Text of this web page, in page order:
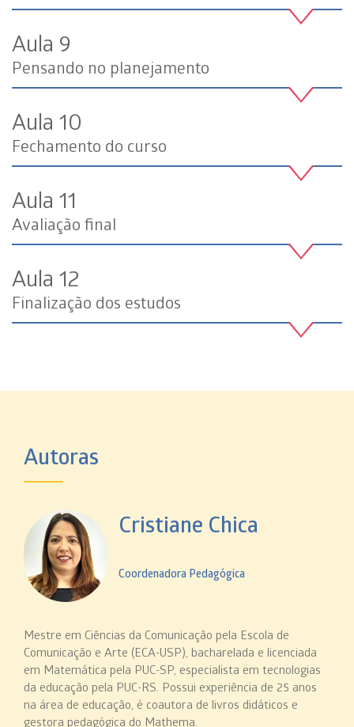
Aula 9
Pensando no planejamento
Aula 10
Fechamento do curso
Aula 11
Avaliação final
Aula 12
Finalização dos estudos
Autoras
Cristiane Chica
Coordenadora Pedagógica
Mestre em Ciências da Comunicação pela Escola de
Comunicação e Arte (ECA-USP), bacharelada e licenciada
em Matemática pela PUC-SP, especialista em tecnologias
da educação pela PUC-RS. Possui experiência de 25 anos
na área de educação, é coautora de livros didáticos e
gestora pedagógica do Mathema.